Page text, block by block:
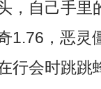
，自己手里
1.76，恶灵
行会时跳跳